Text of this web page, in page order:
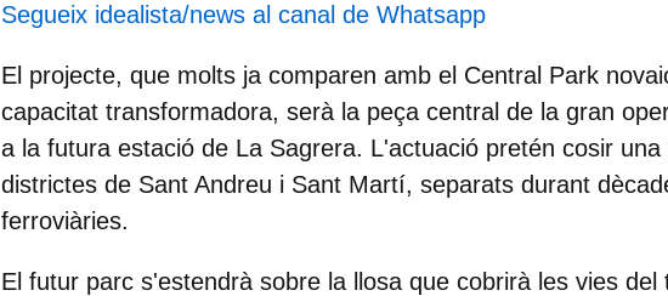
Segueix idealista/news al canal de Whatsapp
El projecte, que molts ja comparen amb el Central Park
capacitat transformadora, serà la peça central de la gran
a la futura estació de La Sagrera. L'actuació pretén cosir
districtes de Sant Andreu i Sant Martí, separats durant
ferroviàries.
El futur parc s'estendrà sobre la llosa que cobrirà les vies